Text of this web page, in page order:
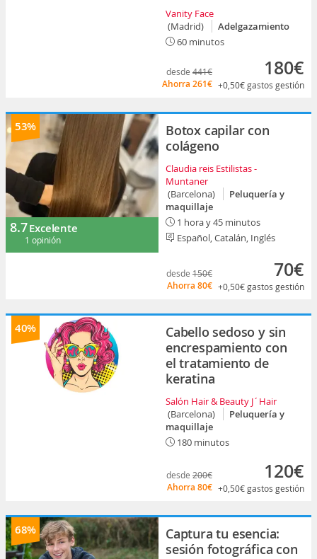
Vanity Face
(Madrid)
Adelgazamiento
60 minutos
desde 441€
Ahorra 261€
180€
+0,50€gastos gestión
53%
8.7Excelente
1 opinión
Botox capilar con
colágeno
Claudia reis Estilistas -
Muntaner
(Barcelona)
Peluquería y
maquillaje
1 hora y 45 minutos
Español, Catalán, Inglés
desde 150€
Ahorra 80€
70€
+0,50€gastos gestión
40%
Cabello sedoso y sin
encrespamiento con
el tratamiento de
keratina
Salón Hair & Beauty J´Hair
(Barcelona)
Peluquería y
maquillaje
180 minutos
desde 200€
Ahorra 80€
120€
+0,50€gastos gestión
68%
Captura tu esencia:
sesión fotográfica con